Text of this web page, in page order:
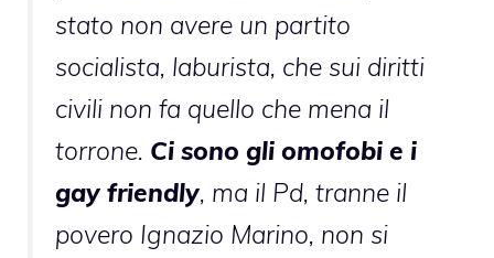
stato non avere un partito
socialista, laburista, che sui diritti
civili non fa quello che mena il
torrone. Ci sono gli omofobi e i
gay friendly, ma il Pd, tranne il
povero Ignazio Marino, non si